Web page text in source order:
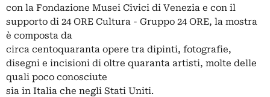
con la Fondazione Musei Civici di Venezia e con il
supporto di 24 ORE Cultura - Gruppo 24 ORE, la mostra
è composta da
circa centoquaranta opere tra dipinti, fotografie,
disegni e incisioni di oltre quaranta artisti, molte delle
quali poco conosciute
sia in Italia che negli Stati Uniti.